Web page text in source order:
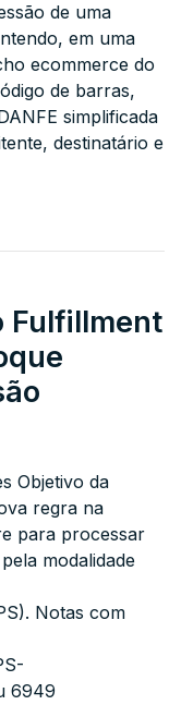
de uma
em uma
ecommerce do
de barras,
simplificada
destinatário e
Fulfillment
Objetivo da
regra na
para processar
modalidade
Notas com
6949